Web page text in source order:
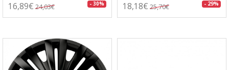
16,89€ 24,03€ - 30% 18,18€ 25,70€ - 29%